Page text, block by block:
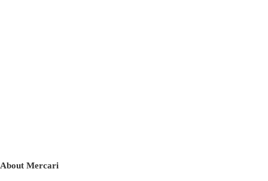
About Mercari